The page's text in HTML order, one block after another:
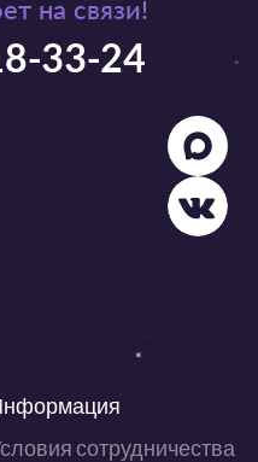
на связи!
33-24
сотрудничества